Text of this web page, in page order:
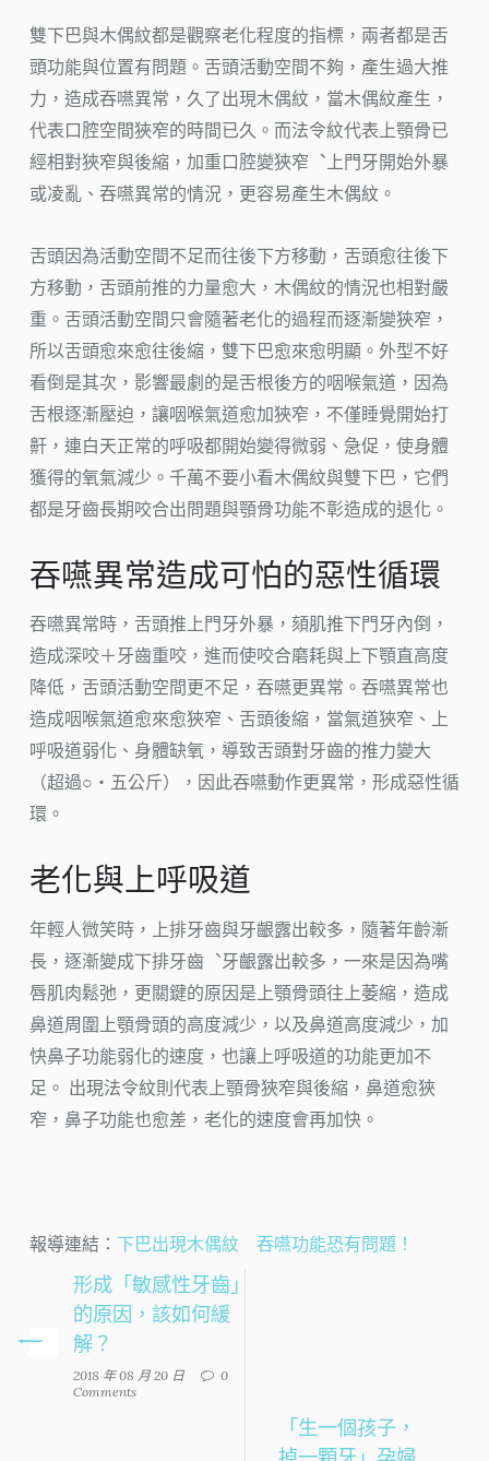
雙下巴與木偶紋都是觀察老化程度的指標，兩者都是舌
頭功能與位置有問題。舌頭活動空間不夠，產生過大推
力，造成吞嚥異常，久了出現木偶紋，當木偶紋產生，
代表口腔空間狹窄的時間已久。而法令紋代表上顎骨已
經相對狹窄與後縮，加重口腔變狹窄︑上門牙開始外暴
或凌亂、吞嚥異常的情況，更容易產生木偶紋。
舌頭因為活動空間不足而往後下方移動，舌頭愈往後下
方移動，舌頭前推的力量愈大，木偶紋的情況也相對嚴
重。舌頭活動空間只會隨著老化的過程而逐漸變狹窄，
所以舌頭愈來愈往後縮，雙下巴愈來愈明顯。外型不好
看倒是其次，影響最劇的是舌根後方的咽喉氣道，因為
舌根逐漸壓迫，讓咽喉氣道愈加狹窄，不僅睡覺開始打
鼾，連白天正常的呼吸都開始變得微弱、急促，使身體
獲得的氧氣減少。千萬不要小看木偶紋與雙下巴，它們
都是牙齒長期咬合出問題與顎骨功能不彰造成的退化。
吞嚥異常造成可怕的惡性循環
吞嚥異常時，舌頭推上門牙外暴，頦肌推下門牙內倒，
造成深咬＋牙齒重咬，進而使咬合磨耗與上下顎直高度
降低，舌頭活動空間更不足，吞嚥更異常。吞嚥異常也
造成咽喉氣道愈來愈狹窄、舌頭後縮，當氣道狹窄、上
呼吸道弱化、身體缺氧，導致舌頭對牙齒的推力變大
（超過○‧五公斤），因此吞嚥動作更異常，形成惡性循
環。
老化與上呼吸道
年輕人微笑時，上排牙齒與牙齦露出較多，隨著年齡漸
長，逐漸變成下排牙齒︑牙齦露出較多，一來是因為嘴
唇肌肉鬆弛，更關鍵的原因是上顎骨頭往上萎縮，造成
鼻道周圍上顎骨頭的高度減少，以及鼻道高度減少，加
快鼻子功能弱化的速度，也讓上呼吸道的功能更加不
足。 出現法令紋則代表上顎骨狹窄與後縮，鼻道愈狹
窄，鼻子功能也愈差，老化的速度會再加快。
報導連結： 下巴出現木偶紋 吞嚥功能恐有問題！
形成「敏感性牙齒」
的原因，該如何緩
解？
2018 年 08 月 20 日
0
Comments
「生一個孩子，